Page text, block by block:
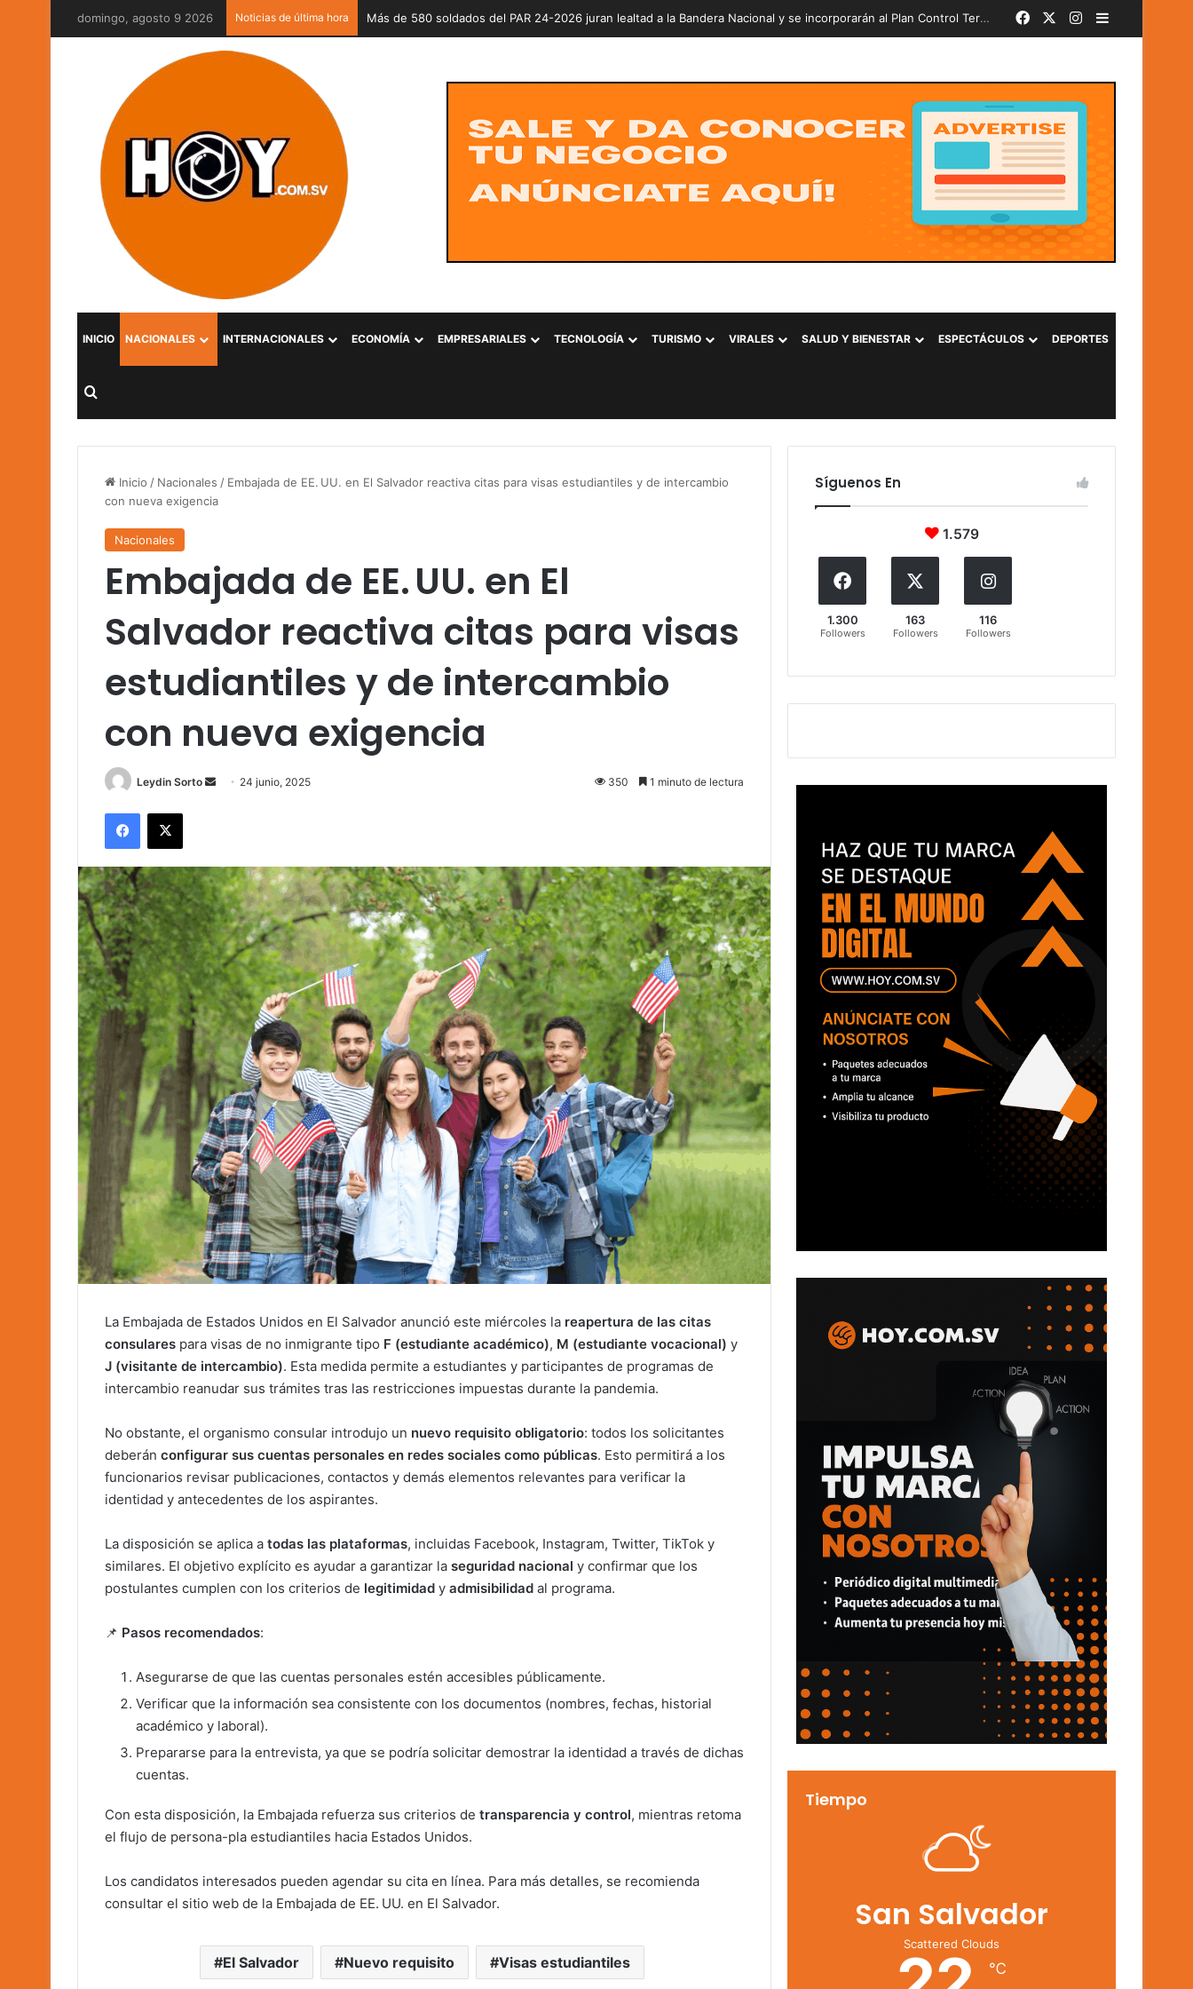
domingo, agosto 9 2026 Noticias de última hora Más de 580 soldados del PAR 24-2026 juran lealtad a la Bandera Nacional y se incorporarán al Plan Control Territorial FacebookInstagram
Barra lateral
INICIO NACIONALES INTERNACIONALES ECONOMÍA EMPRESARIALES TECNOLOGÍA TURISMO VIRALES SALUD Y BIENESTAR ESPECTÁCULOS DEPORTES
Buscar por
Inicio / Nacionales / Embajada de EE. UU. en El Salvador reactiva citas para visas estudiantiles y de intercambio
con nueva exigencia
Nacionales
Embajada de EE. UU. en El
Salvador reactiva citas para visas
estudiantiles y de intercambio
con nueva exigencia
Leydin Sorto
Send 24 junio, 2025 350 1 minuto de lectura
Facebook
X
La Embajada de Estados Unidos en El Salvador anunció este miércoles la reapertura de las citas
consulares para visas de no inmigrante tipo F (estudiante académico), M (estudiante vocacional) y
J (visitante de intercambio). Esta medida permite a estudiantes y participantes de programas de
intercambio reanudar sus trámites tras las restricciones impuestas durante la pandemia.
No obstante, el organismo consular introdujo un nuevo requisito obligatorio: todos los solicitantes
deberán configurar sus cuentas personales en redes sociales como públicas. Esto permitirá a los
funcionarios revisar publicaciones, contactos y demás elementos relevantes para verificar la
identidad y antecedentes de los aspirantes.
La disposición se aplica a todas las plataformas, incluidas Facebook, Instagram, Twitter, TikTok y
similares. El objetivo explícito es ayudar a garantizar la seguridad nacional y confirmar que los
postulantes cumplen con los criterios de legitimidad y admisibilidad al programa.
📌 Pasos recomendados:
Asegurarse de que las cuentas personales estén accesibles públicamente.
Verificar que la información sea consistente con los documentos (nombres, fechas, historial
académico y laboral).
Prepararse para la entrevista, ya que se podría solicitar demostrar la identidad a través de dichas
cuentas.
Con esta disposición, la Embajada refuerza sus criterios de transparencia y control, mientras retoma
el flujo de persona-pla estudiantiles hacia Estados Unidos.
Los candidatos interesados pueden agendar su cita en línea. Para más detalles, se recomienda
consultar el sitio web de la Embajada de EE. UU. en El Salvador.
El Salvador Nuevo requisito Visas estudiantiles
Síguenos En
1.579
1.300
Followers
163
Followers
116
Followers
Tiempo
San Salvador
Scattered Clouds
℃